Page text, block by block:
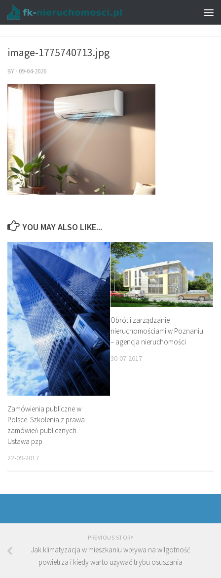
image-1775740713.jpg
BY · 09-04-2026
YOU MAY ALSO LIKE...
Zamówienia publiczne w
Polsce. Szkolenia z prawa
zamówień publicznych.
Ustawa pzp
22-09-2017
Obrót i zarządzanie
nieruchomościami w Poznaniu
– agencja nieruchomości
30-07-2017
PREVIOUS STORY
Jak klimatyzacja w mieszkaniu wpływa na wilgotność
powietrza i kiedy warto używać trybu osuszania